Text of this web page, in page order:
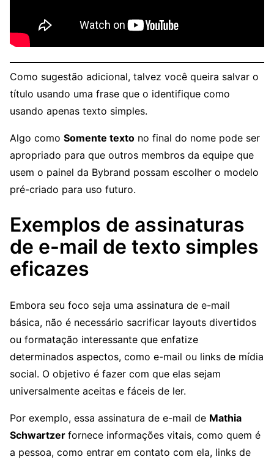
Como sugestão adicional, talvez você queira salvar o
título usando uma frase que o identifique como
usando apenas texto simples.
Algo como Somente texto no final do nome pode ser
apropriado para que outros membros da equipe que
usem o painel da Bybrand possam escolher o modelo
pré-criado para uso futuro.
Exemplos de assinaturas
de e-mail de texto simples
eficazes
Embora seu foco seja uma assinatura de e-mail
básica, não é necessário sacrificar layouts divertidos
ou formatação interessante que enfatize
determinados aspectos, como e-mail ou links de mídia
social. O objetivo é fazer com que elas sejam
universalmente aceitas e fáceis de ler.
Por exemplo, essa assinatura de e-mail de Mathia
Schwartzer fornece informações vitais, como quem é
a pessoa, como entrar em contato com ela, links de